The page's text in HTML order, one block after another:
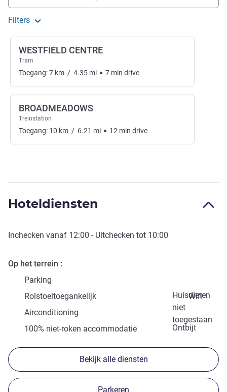
Filters
WESTFIELD CENTRE
Tram
Toegang:7 km / 4.35 mi 7 min drive
BROADMEADOWS
Treinstation
Toegang: 10 km / 6.21 mi 12 min drive
Hoteldiensten
Inchecken vanaf 12:00 - Uitchecken tot 10:00
Op het terrein
Parking
Huisdieren
niet
toegestaan
Rolstoeltoegankelijk
Wifi
Airconditioning
Ontbijt
100% niet-roken accommodatie
Bekijk alle diensten
Parkeren